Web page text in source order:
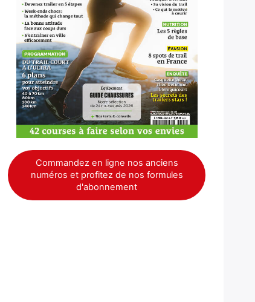
Commandez en ligne nos anciens
numéros et profitez de nos formules
d'abonnement